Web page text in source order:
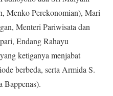
Menko Perekonomian), Mari
Menteri Pariwisata dan
Endang Rahayu
ketiganya menjabat
berbeda, serta Armida S.
Bappenas).